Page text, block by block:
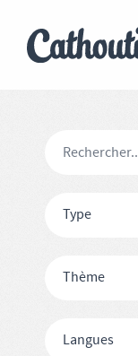
Type
Thème
Langues